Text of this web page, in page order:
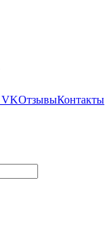
ОтзывыКонтакты